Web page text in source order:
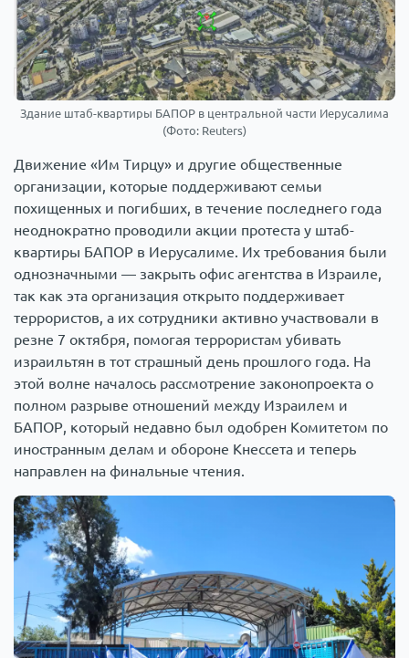
Здание штаб-квартиры БАПОР в центральной части Иерусалима
(Фото: Reuters)
Движение «Им Тирцу» и другие общественные
организации, которые поддерживают семьи
похищенных и погибших, в течение последнего года
неоднократно проводили акции протеста у штаб-
квартиры БАПОР в Иерусалиме. Их требования были
однозначными — закрыть офис агентства в Израиле,
так как эта организация открыто поддерживает
террористов, а их сотрудники активно участвовали в
резне 7 октября, помогая террористам убивать
израильтян в тот страшный день прошлого года. На
этой волне началось рассмотрение законопроекта о
полном разрыве отношений между Израилем и
БАПОР, который недавно был одобрен Комитетом по
иностранным делам и обороне Кнессета и теперь
направлен на финальные чтения.